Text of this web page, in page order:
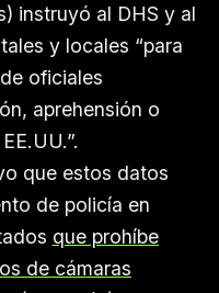
instruyó al DHS y al
y locales “para
oficiales
aprehensión o
que estos datos
de policía en
que prohíbe
de cámaras